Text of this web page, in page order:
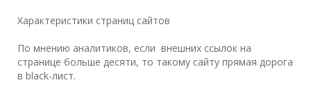
Характеристики страниц сайтов
По мнению аналитиков, если внешних ссылок на
странице больше десяти, то такому сайту прямая дорога
в black-лист.